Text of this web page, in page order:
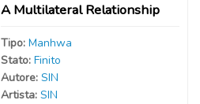
A Multilateral Relationship
Tipo: Manhwa
Stato: Finito
Autore: SIN
Artista: SIN